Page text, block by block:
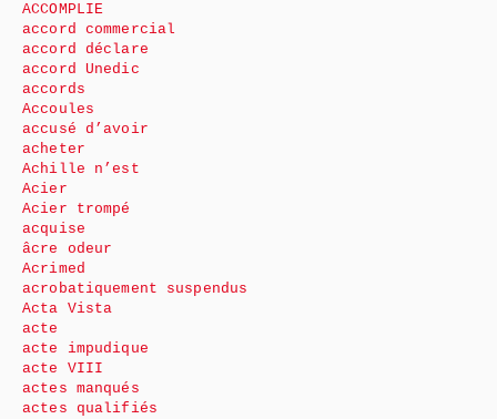
ACCOMPLIE
accord commercial
accord déclare
accord Unedic
accords
Accoules
accusé d’avoir
acheter
Achille n’est
Acier
Acier trompé
acquise
âcre odeur
Acrimed
acrobatiquement suspendus
Acta Vista
acte
acte impudique
acte VIII
actes manqués
actes qualifiés